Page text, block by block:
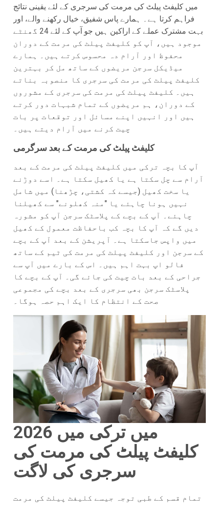
میں کلیفٹ پیلٹ کی مرمت کی سرجری کے لئے یقینی نتائج
فراہم کرتا ہے۔ ہمارے پاس شفیق، خیال رکھنے والے، اور
بہت مشترک عملے کے اراکین ہیں جو آپ کے لئے 24 گھنٹے
موجود ہیں، آپ کو کلیفٹ پیلٹ کی مرمت کے دوران
محفوظ اور آرام دہ محسوس کرتے ہیں۔ ہمارے
میڈیکل سرجن مریضوں کے ساتھ مل کر بہترین
کلیفٹ پیلٹ کی مرمت کی سرجری کا منصوبہ بناتے
ہیں۔ کلیفٹ پیلٹ کی مرمت کی سرجری کے مشوروں
کے دوران، ہم مریضوں کے تمام شبہات دور کرتے
ہیں اور انہیں اپنے مسائل اور توقعات پر بات
چیت کرنے میں آرام دیتے ہیں۔
کلیفٹ پیلٹ کی مرمت کے بعد سرگرمی
آپ کا بچہ ترکی میں کلیفٹ پیلٹ کی مرمت کے بعد
آرام سے چل سکتا ہے یا کھیل سکتا ہے۔ اسے دوڑنے
یا سخت کھیل (جیسے کہ کشتی، چڑھنا) میں شامل
نہیں ہونا چاہئے یا "منہ کھلونے" سے کھیلنا
چاہئے۔ آپ کے بچے کے پلاسٹک سرجن آپ کو مشورہ
دیں گے کہ آپ کا بچہ کب باحفاظت معمول کے کھیل
میں واپس جاسکتا ہے۔ آپریشن کے بعد آپ کے بچے
کے سرجن اور کلیفٹ پیلٹ کی مرمت کی ٹیم کے ساتھ
فالو اپ بہت اہم ہیں۔ اس کے بارے میں آپ سے
جراحی کے بعد بات چیت کی جائے گی۔ آپ کے بچے کا
پلاسٹک سرجن بھی سرجری کے بعد بچے کی مجموعی
صحت کے انتظام کا ایک اہم حصہ ہوگا۔
2026
کلیفٹ پیلٹ کی مرمت کی
سرجری کی لاگت
تمام قسم کے طبی توجہ جیسے کلیفٹ پیلٹ کی مرمت